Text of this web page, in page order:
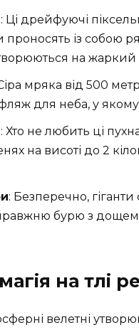
: Ці дрейфуючі
проносять із собою
на жаркий
мряка від 500
для неба, у якому
: Хто не любить ці
на висоті до 2
: Безперечно, гіганти
бурю з дощем
на тлі
велетні